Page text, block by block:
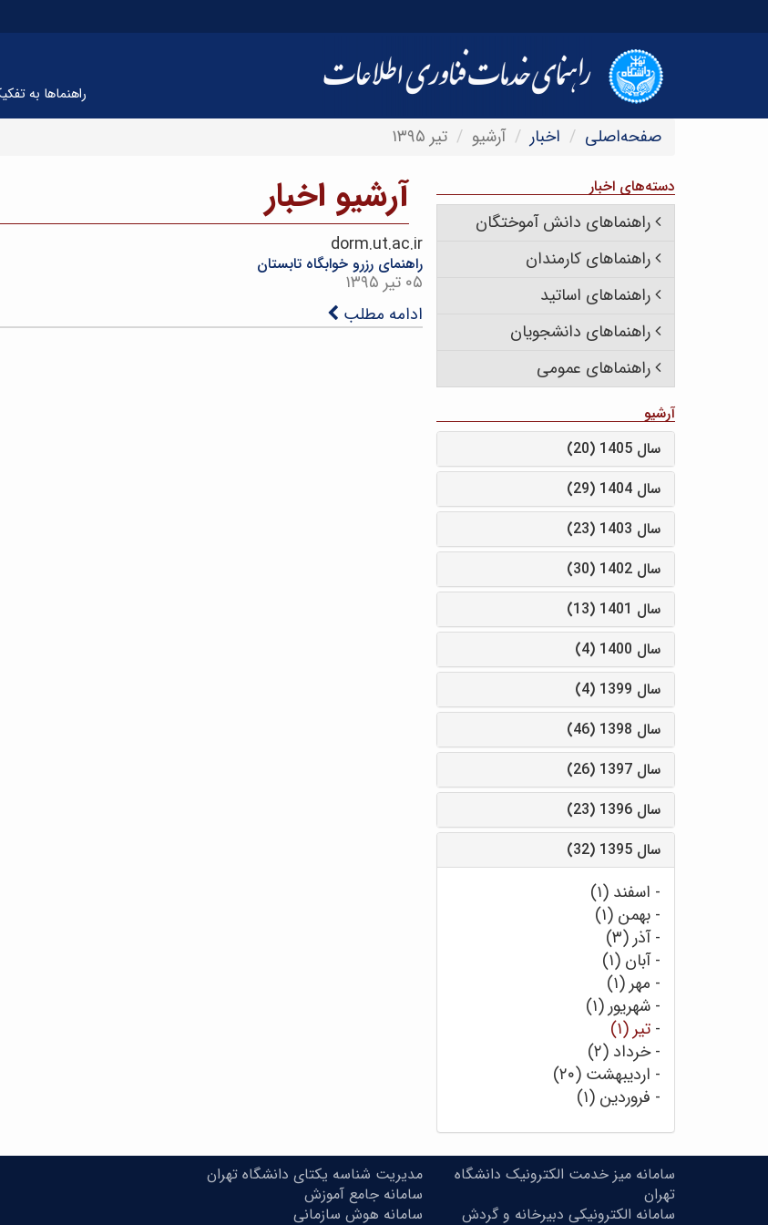
راهنماها به
صفحه‌اصلی اخبار آرشیو تیر ۱۳۹۵
آرشیو اخبار
dorm.ut.ac.ir
راهنمای رزرو خوابگاه تابستان
۰۵ تیر ۱۳۹۵
ادامه مطلب
دسته‌های اخبار
راهنماهای دانش آموختگان
راهنماهای کارمندان
راهنماهای اساتید
راهنماهای دانشجویان
راهنماهای عمومی
آرشیو
سال 1405 (20)
سال 1404 (29)
سال 1403 (23)
سال 1402 (30)
سال 1401 (13)
سال 1400 (4)
سال 1399 (4)
سال 1398 (46)
سال 1397 (26)
سال 1396 (23)
سال 1395 (32)
- اسفند (۱)
- بهمن (۱)
-آذر (۳)
-آبان (۱)
- مهر (۱)
- شهریور (۱)
- تیر (۱)
-خرداد (۲)
- اردیبهشت (۲۰)
- فروردین (۱)
سامانه میز خدمت الکترونیک دانشگاه
تهران
مدیریت شناسه یکتای دانشگاه تهران
سامانه جامع آموزش
سامانه الکترونیکی دبیرخانه و گردش
سامانه هوش سازمانی